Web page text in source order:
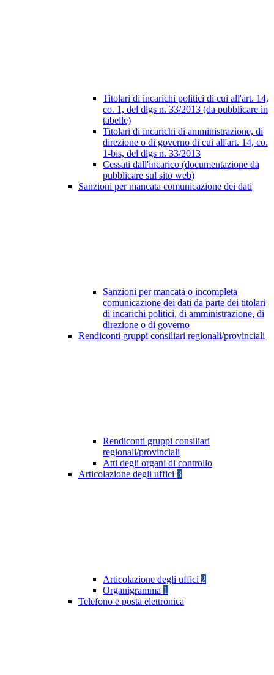
Titolari di incarichi politici di cui all'art. 14,
co. 1, del dlgs n. 33/2013 (da pubblicare in
tabelle)
Titolari di incarichi di amministrazione, di
direzione o di governo di cui all'art. 14, co.
1-bis, del dlgs n. 33/2013
Cessati dall'incarico (documentazione da
pubblicare sul sito web)
Sanzioni per mancata comunicazione dei dati
Sanzioni per mancata o incompleta
comunicazione dei dati da parte dei titolari
di incarichi politici, di amministrazione, di
direzione o di governo
Rendiconti gruppi consiliari regionali/provinciali
Rendiconti gruppi consiliari
regionali/provinciali
Atti degli organi di controllo
Articolazione degli uffici 3
Articolazione degli uffici 2
Organigramma 1
Telefono e posta elettronica